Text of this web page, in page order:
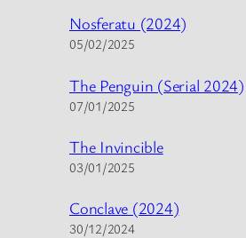
Nosferatu (2024)
05/02/2025
The Penguin (Serial 2024)
07/01/2025
The Invincible
03/01/2025
Conclave (2024)
30/12/2024